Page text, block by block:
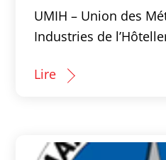
UMIH – Union des
Industries de
Lire